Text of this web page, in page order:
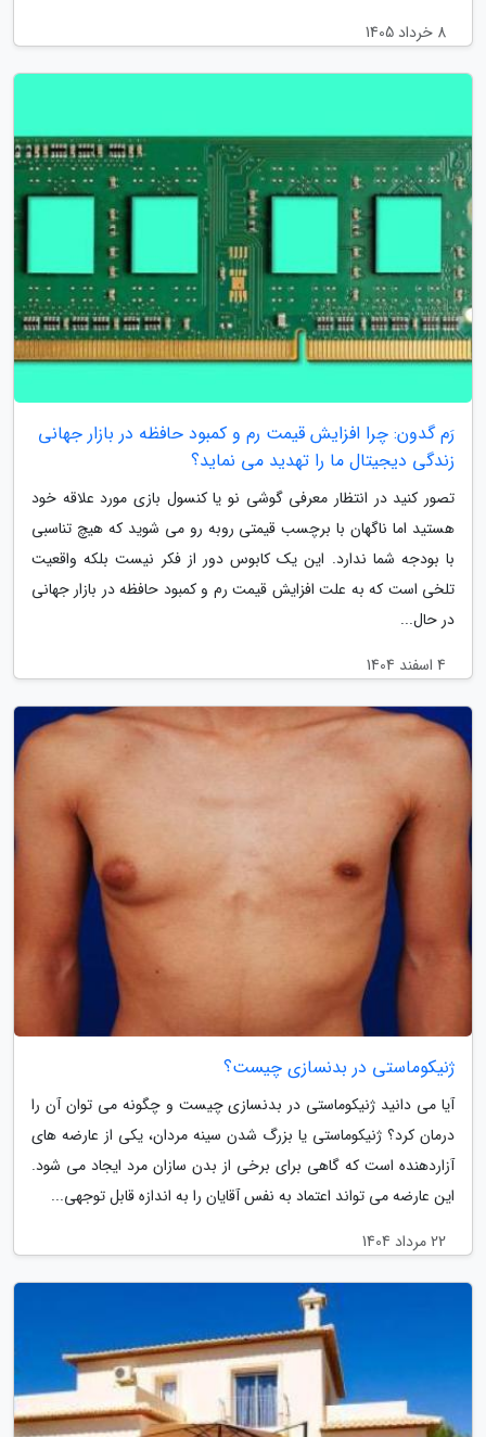
8 خرداد 1405
رَم گدون: چرا افزایش قیمت رم و کمبود حافظه در بازار جهانی
زندگی دیجیتال ما را تهدید می نماید؟
تصور کنید در انتظار معرفی گوشی نو یا کنسول بازی مورد علاقه خود
هستید اما ناگهان با برچسب قیمتی روبه رو می شوید که هیچ تناسبی
با بودجه شما ندارد. این یک کابوس دور از فکر نیست بلکه واقعیت
تلخی است که به علت افزایش قیمت رم و کمبود حافظه در بازار جهانی
در حال...
4 اسفند 1404
ژنیکوماستی در بدنسازی چیست؟
آیا می دانید ژنیکوماستی در بدنسازی چیست و چگونه می توان آن را
درمان کرد؟ ژنیکوماستی یا بزرگ شدن سینه مردان، یکی از عارضه های
آزاردهنده است که گاهی برای برخی از بدن سازان مرد ایجاد می شود.
این عارضه می تواند اعتماد به نفس آقایان را به اندازه قابل توجهی...
22 مرداد 1404